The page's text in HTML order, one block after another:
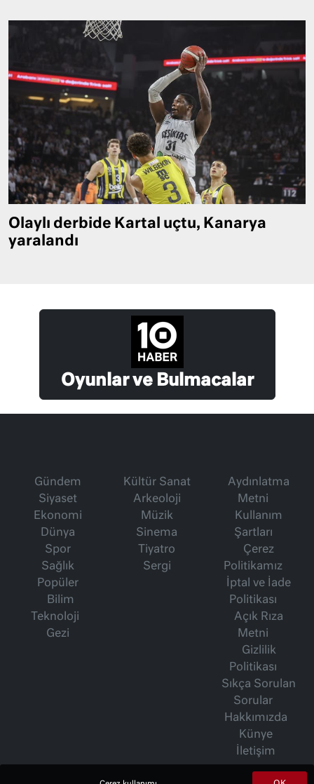
Olaylı derbide Kartal uçtu, Kanarya
yaralandı
Oyunlar ve Bulmacalar
Gündem
Siyaset
Ekonomi
Dünya
Spor
Sağlık
Popüler
Bilim
Teknoloji
Gezi
Kültür Sanat
Arkeoloji
Müzik
Sinema
Tiyatro
Sergi
Aydınlatma
Metni
Kullanım
Şartları
Çerez
Politikamız
İptal ve İade
Politikası
Açık Rıza
Metni
Gizlilik
Politikası
Sıkça Sorulan
Sorular
Hakkımızda
Künye
İletişim